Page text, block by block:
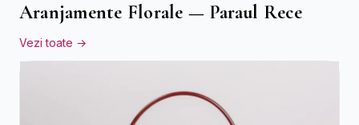
Aranjamente Florale — Paraul Rece
Vezi toate →